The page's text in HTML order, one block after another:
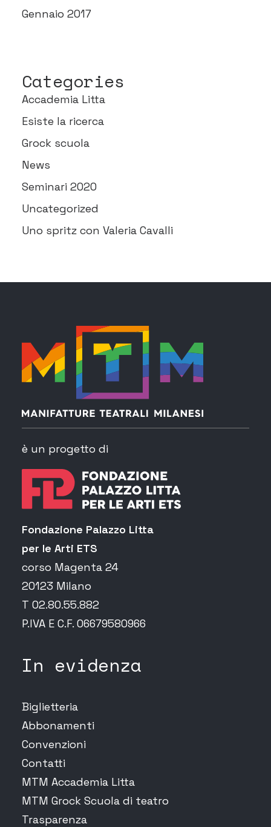
Gennaio 2017
Categories
Accademia Litta
Esiste la ricerca
Grock scuola
News
Seminari 2020
Uncategorized
Uno spritz con Valeria Cavalli
è un progetto di
Fondazione Palazzo Litta
per le Arti ETS
corso Magenta 24
20123 Milano
T 02.80.55.882
P.IVA E C.F. 06679580966
In evidenza
Biglietteria
Abbonamenti
Convenzioni
Contatti
MTM Accademia Litta
MTM Grock Scuola di teatro
Trasparenza